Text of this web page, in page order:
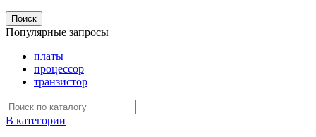
Поиск
Популярные запросы
платы
процессор
транзистор
В категории